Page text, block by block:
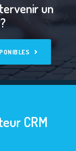
un
CRM